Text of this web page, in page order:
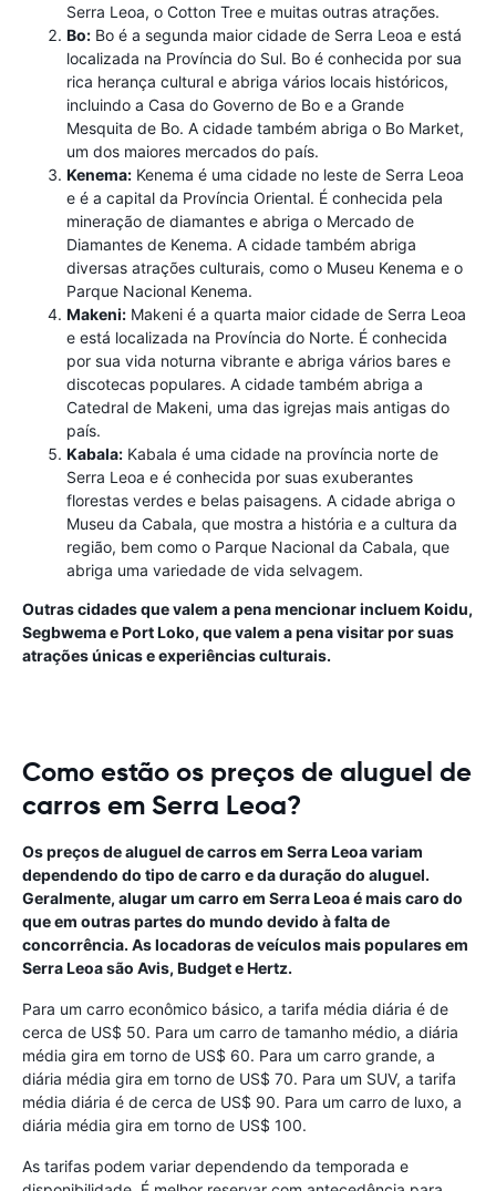
Serra Leoa, o Cotton Tree e muitas outras atrações.
Bo: Bo é a segunda maior cidade de Serra Leoa e está
localizada na Província do Sul. Bo é conhecida por sua
rica herança cultural e abriga vários locais históricos,
incluindo a Casa do Governo de Bo e a Grande
Mesquita de Bo. A cidade também abriga o Bo Market,
um dos maiores mercados do país.
Kenema: Kenema é uma cidade no leste de Serra Leoa
e é a capital da Província Oriental. É conhecida pela
mineração de diamantes e abriga o Mercado de
Diamantes de Kenema. A cidade também abriga
diversas atrações culturais, como o Museu Kenema e o
Parque Nacional Kenema.
Makeni: Makeni é a quarta maior cidade de Serra Leoa
e está localizada na Província do Norte. É conhecida
por sua vida noturna vibrante e abriga vários bares e
discotecas populares. A cidade também abriga a
Catedral de Makeni, uma das igrejas mais antigas do
país.
Kabala: Kabala é uma cidade na província norte de
Serra Leoa e é conhecida por suas exuberantes
florestas verdes e belas paisagens. A cidade abriga o
Museu da Cabala, que mostra a história e a cultura da
região, bem como o Parque Nacional da Cabala, que
abriga uma variedade de vida selvagem.
Outras cidades que valem a pena mencionar incluem Koidu,
Segbwema e Port Loko, que valem a pena visitar por suas
atrações únicas e experiências culturais.
Como estão os preços de aluguel de
carros em Serra Leoa?
Os preços de aluguel de carros em Serra Leoa variam
dependendo do tipo de carro e da duração do aluguel.
Geralmente, alugar um carro em Serra Leoa é mais caro do
que em outras partes do mundo devido à falta de
concorrência. As locadoras de veículos mais populares em
Serra Leoa são Avis, Budget e Hertz.
Para um carro econômico básico, a tarifa média diária é de
cerca de US$ 50. Para um carro de tamanho médio, a diária
média gira em torno de US$ 60. Para um carro grande, a
diária média gira em torno de US$ 70. Para um SUV, a tarifa
média diária é de cerca de US$ 90. Para um carro de luxo, a
diária média gira em torno de US$ 100.
As tarifas podem variar dependendo da temporada e